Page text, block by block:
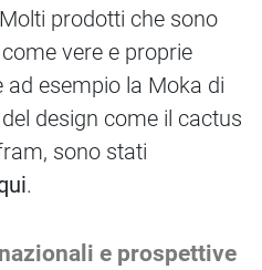
prodotti che sono
vere e proprie
ad esempio la Moka di
design come il cactus
sono stati
.
e prospettive